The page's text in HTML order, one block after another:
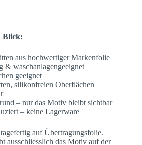
Blick:
aus hochwertiger Markenfolie
& waschanlagengeeignet
geeignet
silikonfreien Oberflächen
– nur das Motiv bleibt sichtbar
– keine Lagerware
auf Übertragungsfolie.
ausschliesslich das Motiv auf der